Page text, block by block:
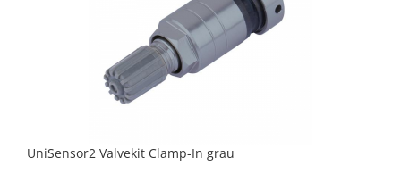
UniSensor2 Valvekit Clamp-In grau